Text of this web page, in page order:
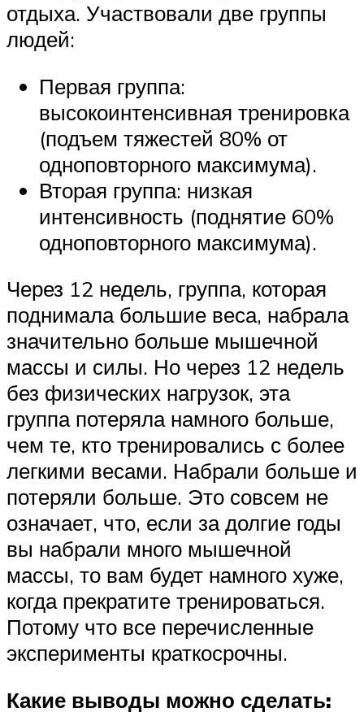
отдыха. Участвовали две группы
людей:
Первая группа:
высокоинтенсивная тренировка
(подъем тяжестей 80% от
одноповторного максимума).
Вторая группа: низкая
интенсивность (поднятие 60%
одноповторного максимума).
Через 12 недель, группа, которая
поднимала большие веса, набрала
значительно больше мышечной
массы и силы. Но через 12 недель
без физических нагрузок, эта
группа потеряла намного больше,
чем те, кто тренировались с более
легкими весами. Набрали больше и
потеряли больше. Это совсем не
означает, что, если за долгие годы
вы набрали много мышечной
массы, то вам будет намного хуже,
когда прекратите тренироваться.
Потому что все перечисленные
эксперименты краткосрочны.
Какие выводы можно сделать: